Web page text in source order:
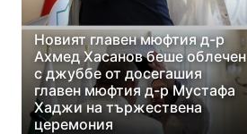
Новият главен мюфтия д-р
Ахмед Хасанов беше облечен
с джуббе от досегашия
главен мюфтия д-р Мустафа
Хаджи на тържествена
церемония